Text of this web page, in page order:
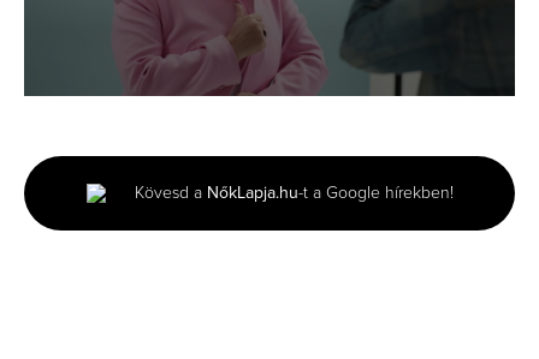
minutes,
8
seconds
Kövesd a NőkLapja.hu-t a Google hírekben!